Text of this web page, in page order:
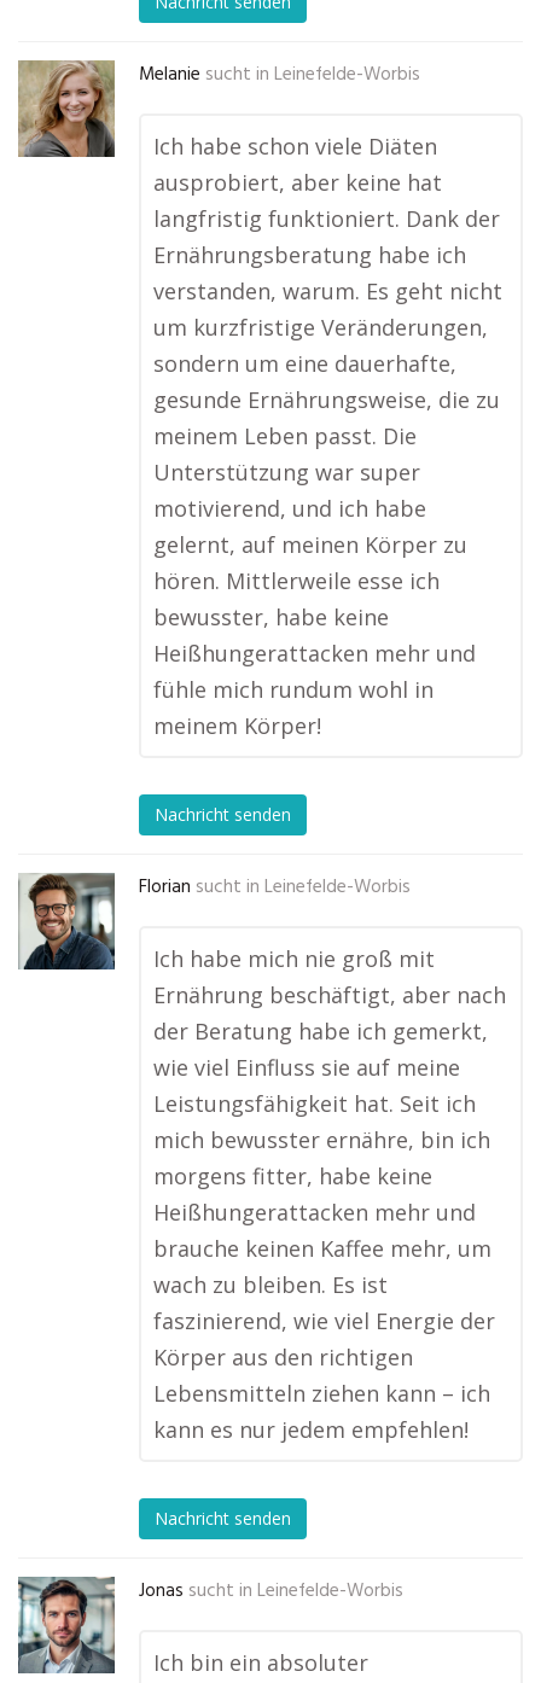
Melanie sucht in Leinefelde-Worbis
Ich habe schon viele Diäten
ausprobiert, aber keine hat
langfristig funktioniert. Dank der
Ernährungsberatung habe ich
verstanden, warum. Es geht nicht
um kurzfristige Veränderungen,
sondern um eine dauerhafte,
gesunde Ernährungsweise, die zu
meinem Leben passt. Die
Unterstützung war super
motivierend, und ich habe
gelernt, auf meinen Körper zu
hören. Mittlerweile esse ich
bewusster, habe keine
Heißhungerattacken mehr und
fühle mich rundum wohl in
meinem Körper!
Nachricht senden
Florian sucht in Leinefelde-Worbis
Ich habe mich nie groß mit
Ernährung beschäftigt, aber nach
der Beratung habe ich gemerkt,
wie viel Einfluss sie auf meine
Leistungsfähigkeit hat. Seit ich
mich bewusster ernähre, bin ich
morgens fitter, habe keine
Heißhungerattacken mehr und
brauche keinen Kaffee mehr, um
wach zu bleiben. Es ist
faszinierend, wie viel Energie der
Körper aus den richtigen
Lebensmitteln ziehen kann – ich
kann es nur jedem empfehlen!
Nachricht senden
Jonas sucht in Leinefelde-Worbis
Ich bin ein absoluter